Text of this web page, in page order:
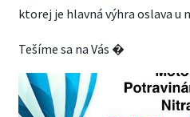
ktorej je hlavná výhra oslava u
Tešíme sa na Vás �